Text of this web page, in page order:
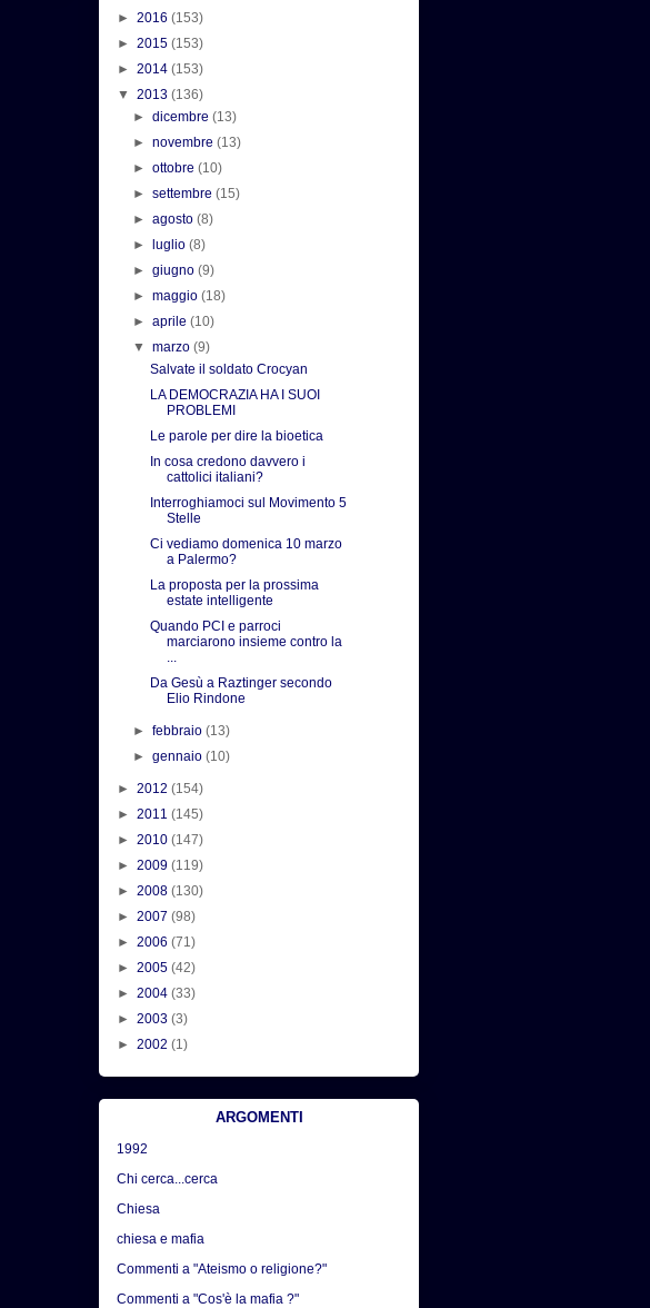
► 2016 (153)
► 2015 (153)
► 2014 (153)
▼ 2013 (136)
►dicembre(13)
►novembre(13)
►ottobre(10)
►settembre(15)
►agosto(8)
►
luglio(8)
►giugno(9)
►maggio(18)
►aprile(10)
▼marzo(9)
Salvate il soldato Crocyan
LA DEMOCRAZIA HA I SUOI
PROBLEMI
Le parole per dire la bioetica
In cosa credono davvero i
cattolici italiani?
Interroghiamoci sul Movimento 5
Stelle
Ci vediamo domenica 10 marzo
a Palermo?
La proposta per la prossima
estate intelligente
Quando PCI e parroci
marciarono insieme contro la
...
Da Gesù a Raztinger secondo
Elio Rindone
►febbraio(13)
►gennaio(10)
► 2012 (154)
► 2011 (145)
► 2010 (147)
► 2009 (119)
► 2008 (130)
► 2007 (98)
► 2006 (71)
► 2005 (42)
► 2004 (33)
► 2003 (3)
► 2002 (1)
ARGOMENTI
1992
Chi cerca...cerca
Chiesa
chiesa e mafia
Commenti a "Ateismo o religione?"
Commenti a "Cos'è la mafia ?"